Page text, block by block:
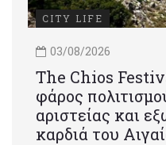
CITY LIFE
03/08/2026
Τhe Chios
φάρος
αριστείας και
καρδιά του